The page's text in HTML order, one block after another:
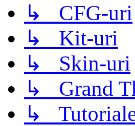
↳ CFG-uri
↳ Kit-uri
↳ Skin-uri
↳ Grand
↳